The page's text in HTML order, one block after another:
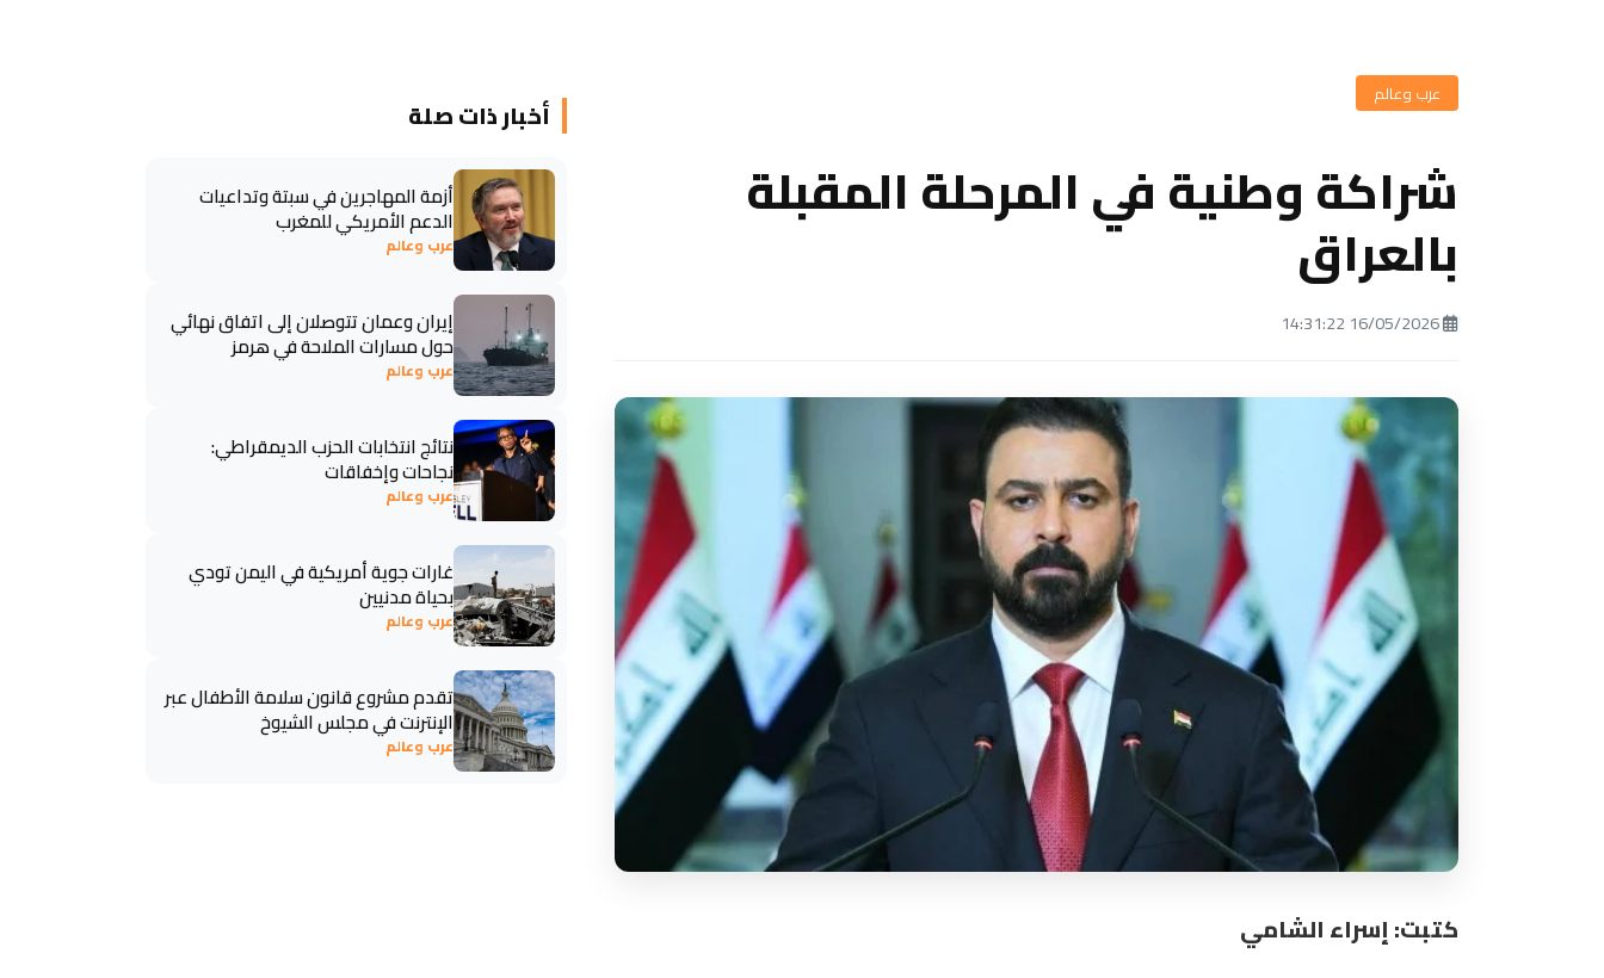
عرب وعالم
شراكة وطنية في المرحلة المقبلة
بالعراق
كتبت: إسراء الشامي
أخبار ذات صلة
أزمة المهاجرين في سبتة وتداعيات
الدعم الأمريكي للمغرب
عرب وعالم
إيران وعمان تتوصلان إلى اتفاق نهائي
حول مسارات الملاحة في هرمز
عرب وعالم
نتائج انتخابات الحزب الديمقراطي:
نجاحات وإخفاقات
عرب وعالم
غارات جوية أمريكية في اليمن تودي
بحياة مدنيين
عرب وعالم
تقدم مشروع قانون سلامة الأطفال عبر
الإنترنت في مجلس الشيوخ
عرب وعالم